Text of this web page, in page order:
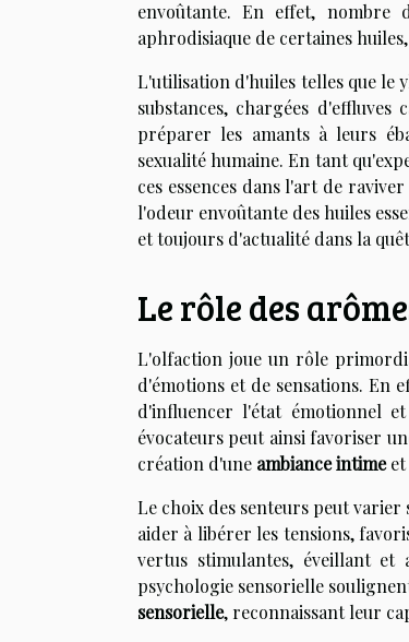
envoûtante. En effet,
aphrodisiaque de certaines
L'utilisation d'huiles telles que le
substances, chargées
préparer les amants à leurs
sexualité humaine. En tant
ces essences dans l'art de
l'odeur envoûtante des huiles
et toujours d'actualité dans la
Le rôle des
L'olfaction joue un rôle
d'émotions et de sensations. En
d'influencer l'état émotionnel
évocateurs peut ainsi favoriser
création d'une ambiance intimeet
Le choix des senteurs peut
aider à libérer les tensions,
vertus stimulantes, éveillant et
psychologie sensorielle
sensorielle, reconnaissant leur